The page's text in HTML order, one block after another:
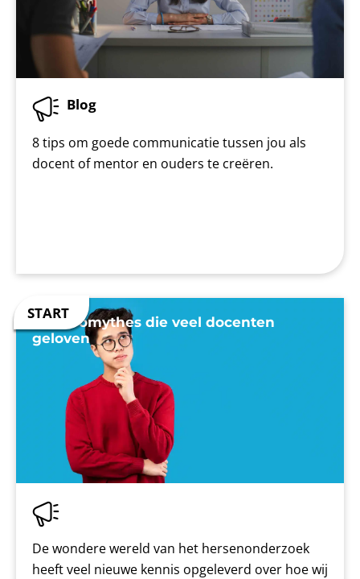
Blog
8 tips om goede communicatie tussen jou als
docent of mentor en ouders te creëren.
7 neuromythes die veel docenten
geloven
De wondere wereld van het hersenonderzoek
heeft veel nieuwe kennis opgeleverd over hoe wij